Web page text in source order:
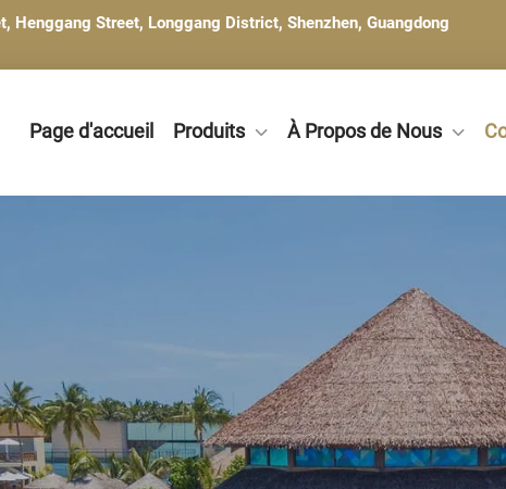
Henggang Street, Longgang District, Shenzhen, Guangdong
Page d'accueil Produits À Propos de Nous